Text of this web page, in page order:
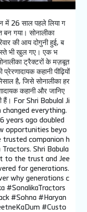
में 26 साल पहले लिया ग
गया। सोनालीका
की आय दोगुनी हुई, ब
भी खुल गए। एक भ
ट्रैक्टरों के मज़बूत
कहानी पीढ़ियों
है, जिसे सोनालीका हर
कहानी और जानिए
हैं। For Shri Babulal Ji
everything.
years ago doubled
opportunities beyo
companion h
Shri Babula
to the trust and Jee
for generations.
why generations c
#SonalikaTractors
#Sohna #Haryan
#Custo